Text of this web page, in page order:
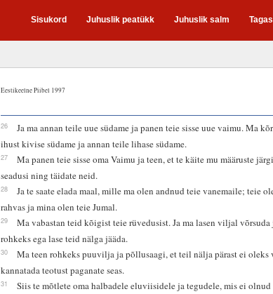
Sisukord Juhuslik peatükk Juhuslik salm
Eestikeelne Piibel 1997
26
Ja ma annan teile uue südame ja panen teie sisse uue vaimu. Ma
ihust kivise südame ja annan teile lihase südame.
27
Ma panen teie sisse oma Vaimu ja teen, et te käite mu määruste
seadusi ning täidate neid.
28
Ja te saate elada maal, mille ma olen andnud teie vanemaile; teie
rahvas ja mina olen teie Jumal.
29
Ma vabastan teid kõigist teie rüvedusist. Ja ma lasen viljal võrsuda
rohkeks ega lase teid nälga jääda.
30
Ma teen rohkeks puuvilja ja põllusaagi, et teil nälja pärast ei oleks
kannatada teotust paganate seas.
31
Siis te mõtlete oma halbadele eluviisidele ja tegudele, mis ei olnud